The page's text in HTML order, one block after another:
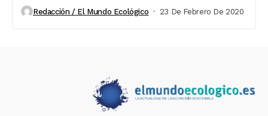
Redacción / El Mundo Ecológico 23 De Febrero De 2020